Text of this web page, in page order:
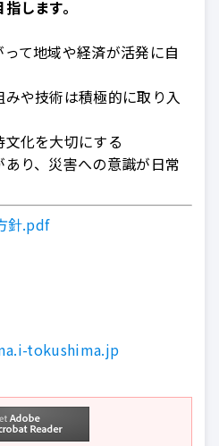
します。
て地域や経済が活発に自
や技術は積極的に取り入
化を大切にする
り、災害への意識が日常
針.pdf
tokushima.jp